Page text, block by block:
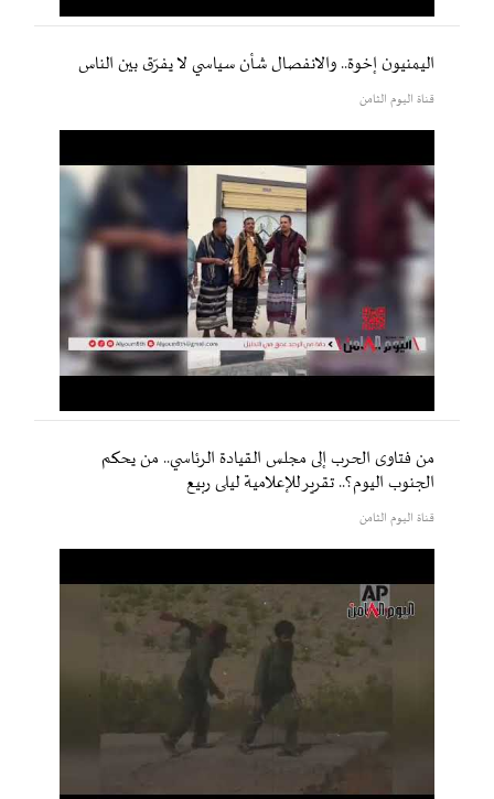
اليمنيون إخوة.. والانفصال شأن سياسي لا يفرّق بين الناس
قناة اليوم الثامن
من فتاوى الحرب إلى مجلس القيادة الرئاسي.. من يحكم
الجنوب اليوم؟.. تقرير للإعلامية ليلى ربيع
قناة اليوم الثامن